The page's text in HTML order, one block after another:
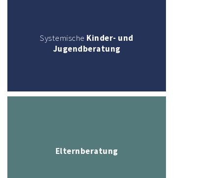
Systemische Kinder- und
Jugendberatung
Elternberatung